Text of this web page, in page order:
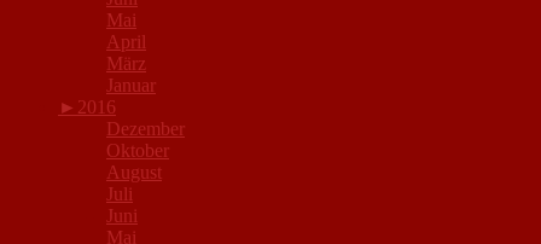
Mai
April
März
Januar
► 2016
Dezember
Oktober
August
Juli
Juni
Mai